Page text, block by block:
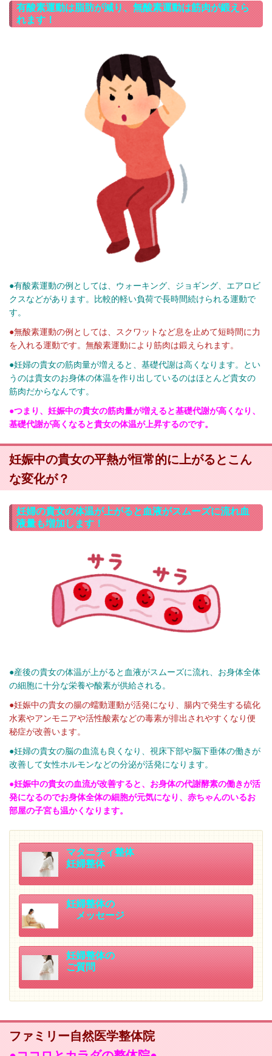
有酸素運動は脂肪が減り、無酸素運動は筋肉が鍛えら
れます！
●有酸素運動の例としては、ウォーキング、ジョギング、エアロビ
クスなどがあります。比較的軽い負荷で長時間続けられる運動で
す。
●無酸素運動の例としては、スクワットなど息を止めて短時間に力
を入れる運動です。無酸素運動により筋肉は鍛えられます。
●妊婦の貴女の筋肉量が増えると、基礎代謝は高くなります。とい
うのは貴女のお身体の体温を作り出しているのはほとんど貴女の
筋肉だからなんです。
●つまり、妊娠中の貴女の筋肉量が増えると基礎代謝が高くなり、
基礎代謝が高くなると貴女の体温が上昇するのです。
妊娠中の貴女の平熱が恒常的に上がるとこん
な変化が？
妊婦の貴女の体温が上がると血液がスムーズに流れ血
液量も増加します！
●産後の貴女の体温が上がると血液がスムーズに流れ、お身体全体
の細胞に十分な栄養や酸素が供給される。
●妊娠中の貴女の腸の蠕動運動が活発になり、腸内で発生する硫化
水素やアンモニアや活性酸素などの毒素が排出されやすくなり便
秘症が改善います。
●妊婦の貴女の脳の血流も良くなり、視床下部や脳下垂体の働きが
改善して女性ホルモンなどの分泌が活発になります。
●妊娠中の貴女の血流が改善すると、お身体の代謝酵素の働きが活
発になるのでお身体全体の細胞が元気になり、赤ちゃんのいるお
部屋の子宮も温かくなります。
マタニティ整体
妊婦整体
妊婦整体の
メッセージ
妊婦整体の
ご質問
ファミリー自然医学整体院